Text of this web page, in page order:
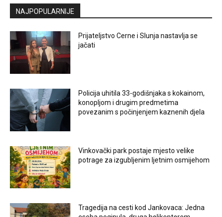
NAJPOPULARNIJE
Prijateljstvo Cerne i Slunja nastavlja se
jačati
Policija uhitila 33-godišnjaka s kokainom,
konopljom i drugim predmetima
povezanim s počinjenjem kaznenih djela
Vinkovački park postaje mjesto velike
potrage za izgubljenim ljetnim osmijehom
Tragedija na cesti kod Jankovaca: Jedna